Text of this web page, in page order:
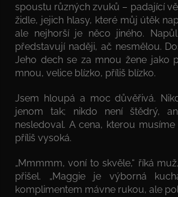
spoustu různých zvuků – padající
židle, jejich hlasy, které můj útěk
ale nejhorší je něco jiného.
představují naději, ač nesmělou.
Jeho dech se za mnou žene jako
mnou, velice blízko, příliš blízko.
Jsem hloupá a moc důvěřivá.
jenom tak; nikdo není štědrý,
nesledoval. A cena, kterou
příliš vysoká.
„Mmmmm, voní to skvěle,“ říká
přišel. „Maggie je výborná
komplimentem mávne rukou, ale